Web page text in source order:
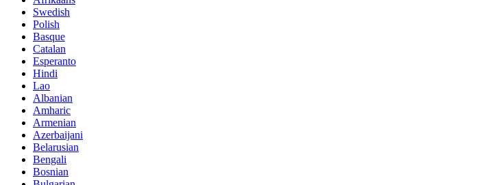
Swedish
Polish
Basque
Catalan
Esperanto
Hindi
Lao
Albanian
Amharic
Armenian
Azerbaijani
Belarusian
Bengali
Bosnian